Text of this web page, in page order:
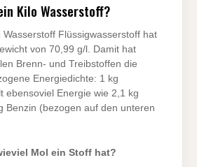
Kilo Wasserstoff?
Wasserstoff Flüssigwasserstoff hat
von 70,99 g/l. Damit hat
Brenn- und Treibstoffen die
Energiedichte: 1 kg
ebensoviel Energie wie 2,1 kg
Benzin (bezogen auf den unteren
Mol ein Stoff hat?